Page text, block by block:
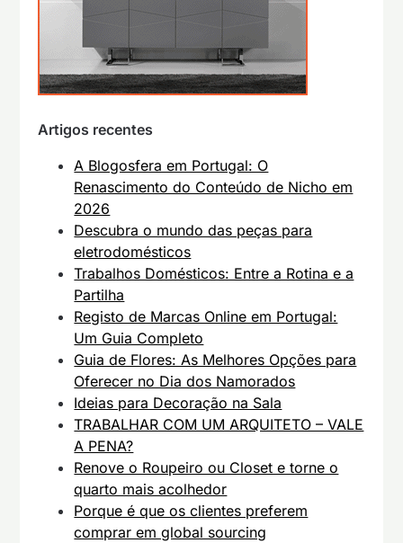
Artigos recentes
A Blogosfera em Portugal: O
Renascimento do Conteúdo de Nicho em
2026
Descubra o mundo das peças para
eletrodomésticos
Trabalhos Domésticos: Entre a Rotina e a
Partilha
Registo de Marcas Online em Portugal:
Um Guia Completo
Guia de Flores: As Melhores Opções para
Oferecer no Dia dos Namorados
Ideias para Decoração na Sala
TRABALHAR COM UM ARQUITETO – VALE
A PENA?
Renove o Roupeiro ou Closet e torne o
quarto mais acolhedor
Porque é que os clientes preferem
comprar em global sourcing